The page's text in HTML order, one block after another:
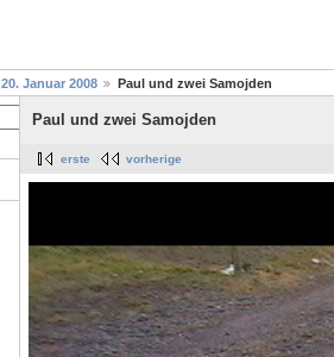
20. Januar 2008 Paul und zwei Samojden
Paul und zwei Samojden
erste vorherige